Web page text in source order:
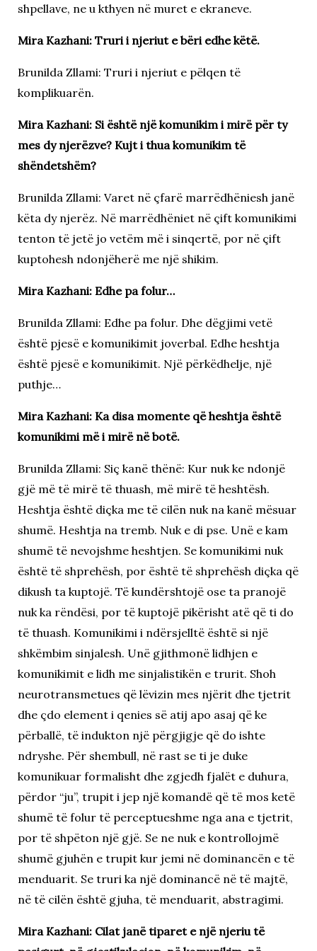
shpellave, ne u kthyen në muret e ekraneve.
Mira Kazhani: Truri i njeriut e bëri edhe këtë.
Brunilda Zllami: Truri i njeriut e pëlqen të
komplikuarën.
Mira Kazhani: Si është një komunikim i mirë për ty
mes dy njerëzve? Kujt i thua komunikim të
shëndetshëm?
Brunilda Zllami: Varet në çfarë marrëdhëniesh janë
këta dy njerëz. Në marrëdhëniet në çift komunikimi
tenton të jetë jo vetëm më i sinqertë, por në çift
kuptohesh ndonjëherë me një shikim.
Mira Kazhani: Edhe pa folur…
Brunilda Zllami: Edhe pa folur. Dhe dëgjimi vetë
është pjesë e komunikimit joverbal. Edhe heshtja
është pjesë e komunikimit. Një përkëdhelje, një
puthje…
Mira Kazhani: Ka disa momente që heshtja është
komunikimi më i mirë në botë.
Brunilda Zllami: Siç kanë thënë: Kur nuk ke ndonjë
gjë më të mirë të thuash, më mirë të heshtësh.
Heshtja është diçka me të cilën nuk na kanë mësuar
shumë. Heshtja na tremb. Nuk e di pse. Unë e kam
shumë të nevojshme heshtjen. Se komunikimi nuk
është të shprehësh, por është të shprehësh diçka që
dikush ta kuptojë. Të kundërshtojë ose ta pranojë
nuk ka rëndësi, por të kuptojë pikërisht atë që ti do
të thuash. Komunikimi i ndërsjelltë është si një
shkëmbim sinjalesh. Unë gjithmonë lidhjen e
komunikimit e lidh me sinjalistikën e trurit. Shoh
neurotransmetues që lëvizin mes njërit dhe tjetrit
dhe çdo element i qenies së atij apo asaj që ke
përballë, të indukton një përgjigje që do ishte
ndryshe. Për shembull, në rast se ti je duke
komunikuar formalisht dhe zgjedh fjalët e duhura,
përdor “ju”, trupit i jep një komandë që të mos ketë
shumë të folur të perceptueshme nga ana e tjetrit,
por të shpëton një gjë. Se ne nuk e kontrollojmë
shumë gjuhën e trupit kur jemi në dominancën e të
menduarit. Se truri ka një dominancë në të majtë,
në të cilën është gjuha, të menduarit, abstragimi.
Mira Kazhani: Cilat janë tiparet e një njeriu të